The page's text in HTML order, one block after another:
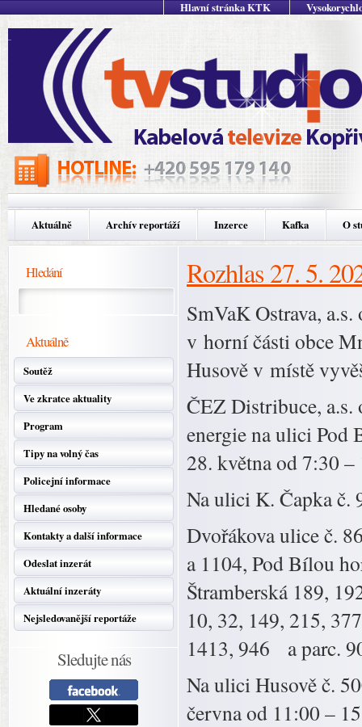
Hlavní stránka KTK
Aktuálně Archív reportáží Inzerce Kafka O
Hledání
Aktuálně
Soutěž
Ve zkratce aktuality
Program
Tipy na volný čas
Policejní informace
Hledané osoby
Kontakty a další informace
Odeslat inzerát
Aktuální inzeráty
Nejsledovanější reportáže
Sledujte nás
Rozhlas 27. 5.
SmVaK Ostrava,
v horní části obce
Husově v místě
ČEZ Distribuce, a.s.
energie na ulici Pod
28. května od 7:30
Na ulici K. Čapka č.
Dvořákova ulice č.
a 1104, Pod Bílou
Štramberská 189,
10, 32, 149, 215,
1413, 946 a parc.
Na ulici Husově č.
června od 11:00 –